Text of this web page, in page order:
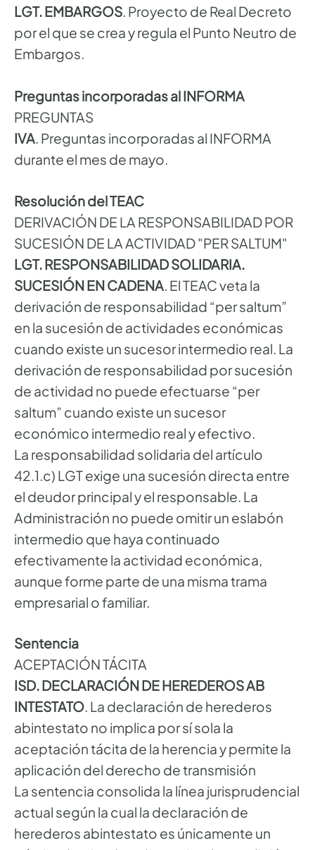
LGT. EMBARGOS. Proyecto de Real Decreto
por el que se crea y regula el Punto Neutro de
Embargos.
Preguntas incorporadas al INFORMA
PREGUNTAS
IVA. Preguntas incorporadas al INFORMA
durante el mes de mayo.
Resolución del TEAC
DERIVACIÓN DE LA RESPONSABILIDAD POR
SUCESIÓN DE LA ACTIVIDAD "PER SALTUM"
LGT. RESPONSABILIDAD SOLIDARIA.
SUCESIÓN EN CADENA . El TEAC veta la
derivación de responsabilidad “per saltum”
en la sucesión de actividades económicas
cuando existe un sucesor intermedio real. La
derivación de responsabilidad por sucesión
de actividad no puede efectuarse “per
saltum” cuando existe un sucesor
económico intermedio real y efectivo.
La responsabilidad solidaria del artículo
42.1.c) LGT exige una sucesión directa entre
el deudor principal y el responsable. La
Administración no puede omitir un eslabón
intermedio que haya continuado
efectivamente la actividad económica,
aunque forme parte de una misma trama
empresarial o familiar.
Sentencia
ACEPTACIÓN TÁCITA
ISD. DECLARACIÓN DE HEREDEROS AB
INTESTATO. La declaración de herederos
abintestato no implica por sí sola la
aceptación tácita de la herencia y permite la
aplicación del derecho de transmisión
La sentencia consolida la línea jurisprudencial
actual según la cual la declaración de
herederos abintestato es únicamente un